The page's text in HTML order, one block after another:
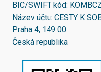
BIC/SWIFT kód:
Název účtu: CESTY K
Praha 4, 149 00
Česká republika